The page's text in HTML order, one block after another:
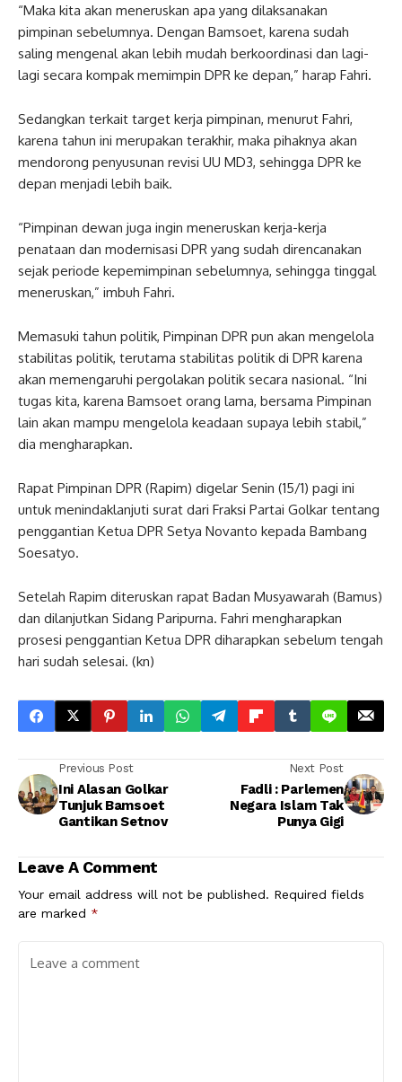
“Maka kita akan meneruskan apa yang dilaksanakan
pimpinan sebelumnya. Dengan Bamsoet, karena sudah
saling mengenal akan lebih mudah berkoordinasi dan lagi-
lagi secara kompak memimpin DPR ke depan,” harap Fahri.
Sedangkan terkait target kerja pimpinan, menurut Fahri,
karena tahun ini merupakan terakhir, maka pihaknya akan
mendorong penyusunan revisi UU MD3, sehingga DPR ke
depan menjadi lebih baik.
“Pimpinan dewan juga ingin meneruskan kerja-kerja
penataan dan modernisasi DPR yang sudah direncanakan
sejak periode kepemimpinan sebelumnya, sehingga tinggal
meneruskan,” imbuh Fahri.
Memasuki tahun politik, Pimpinan DPR pun akan mengelola
stabilitas politik, terutama stabilitas politik di DPR karena
akan memengaruhi pergolakan politik secara nasional. “Ini
tugas kita, karena Bamsoet orang lama, bersama Pimpinan
lain akan mampu mengelola keadaan supaya lebih stabil,”
dia mengharapkan.
Rapat Pimpinan DPR (Rapim) digelar Senin (15/1) pagi ini
untuk menindaklanjuti surat dari Fraksi Partai Golkar tentang
penggantian Ketua DPR Setya Novanto kepada Bambang
Soesatyo.
Setelah Rapim diteruskan rapat Badan Musyawarah (Bamus)
dan dilanjutkan Sidang Paripurna. Fahri mengharapkan
prosesi penggantian Ketua DPR diharapkan sebelum tengah
hari sudah selesai. (kn)
Previous Post
Ini Alasan Golkar
Tunjuk Bamsoet
Gantikan Setnov
Next Post
Fadli : Parlemen
Negara Islam Tak
Punya Gigi
Leave A Comment
Your email address will not be published. Required fields
are marked *